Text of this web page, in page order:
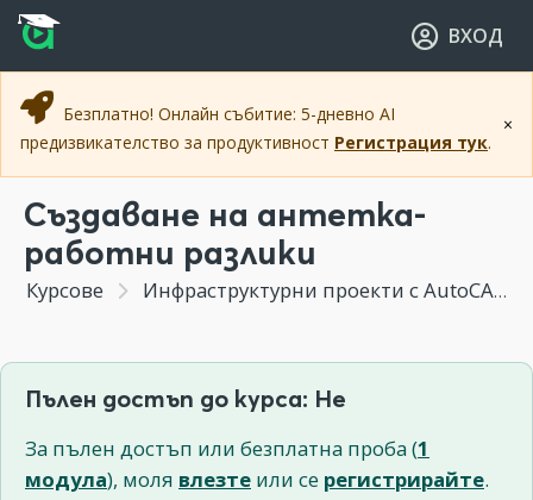
Прескочи към основното съдържание
Прескочи към навигацията
ВХОД
×
Безплатно! Онлайн събитие: 5-дневно AI
предизвикателство за продуктивност Регистрация тук.
Създаване на антетка-
работни разлики
Курсове Инфраструктурни проекти с AutoCAD Civil 3D
Пълен достъп до курса: Не
За пълен достъп или безплатна проба (1
модула), моля влезте или се регистрирайте.